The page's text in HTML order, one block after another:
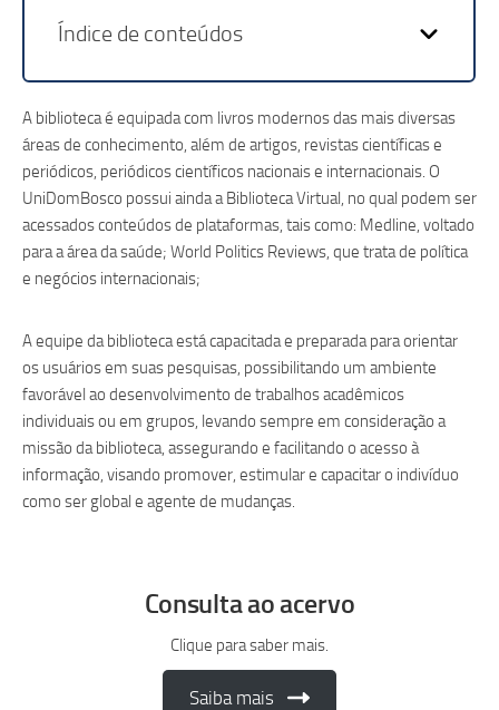
Índice de conteúdos
A biblioteca é equipada com livros modernos das mais diversas
áreas de conhecimento, além de artigos, revistas científicas e
periódicos, periódicos científicos nacionais e internacionais. O
UniDomBosco possui ainda a Biblioteca Virtual, no qual podem ser
acessados conteúdos de plataformas, tais como: Medline, voltado
para a área da saúde; World Politics Reviews, que trata de política
e negócios internacionais;
A equipe da biblioteca está capacitada e preparada para orientar
os usuários em suas pesquisas, possibilitando um ambiente
favorável ao desenvolvimento de trabalhos acadêmicos
individuais ou em grupos, levando sempre em consideração a
missão da biblioteca, assegurando e facilitando o acesso à
informação, visando promover, estimular e capacitar o indivíduo
como ser global e agente de mudanças.
Consulta ao acervo
Clique para saber mais.
Saiba mais